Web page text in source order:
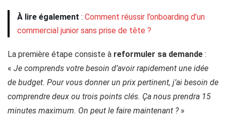
À lire également : Comment réussir l’onboarding d’un
commercial junior sans prise de tête ?
La première étape consiste à reformuler sa demande :
« Je comprends votre besoin d’avoir rapidement une idée
de budget. Pour vous donner un prix pertinent, j’ai besoin de
comprendre deux ou trois points clés. Ça nous prendra 15
minutes maximum. On peut le faire maintenant ?»